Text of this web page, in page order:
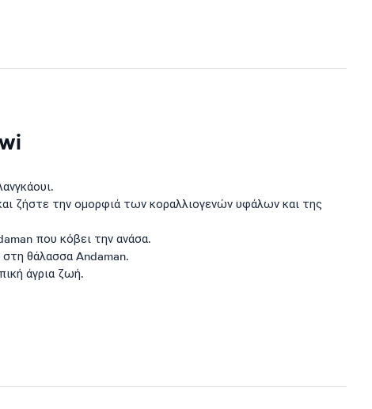
ζήστε την ομορφιά των κοραλλιογενών υφάλων και της
που κόβει την ανάσα.
θάλασσα Andaman.
άγρια ​​ζωή.